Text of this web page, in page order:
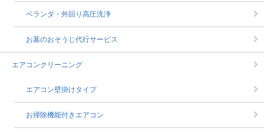
ベランダ・外回り高圧洗浄
お墓のおそうじ代行サービス
エアコンクリーニング
エアコン壁掛けタイプ
お掃除機能付きエアコン